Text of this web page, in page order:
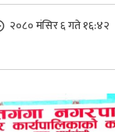
२०८० मंसिर ६ गते १६:४२